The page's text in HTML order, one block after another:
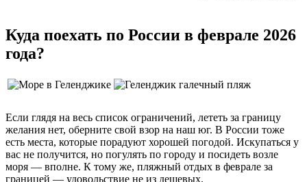
Куда поехать по России в феврале 2026
года?
Если глядя на весь список ограничений, лететь за границу
желания нет, оберните свой взор на наш юг. В России тоже
есть места, которые порадуют хорошей погодой. Искупаться у
вас не получится, но погулять по городу и посидеть возле
моря — вполне. К тому же, пляжный отдых в феврале за
границей — удовольствие не из дешевых.